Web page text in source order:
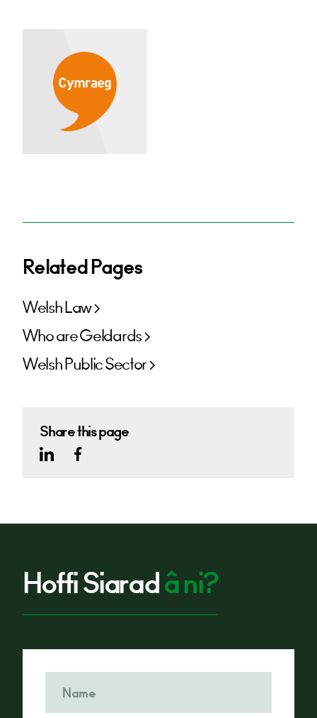
Related Pages
Welsh Law
Who are Geldards
Welsh Public Sector
Share this page
Hoffi Siaradâ ni?